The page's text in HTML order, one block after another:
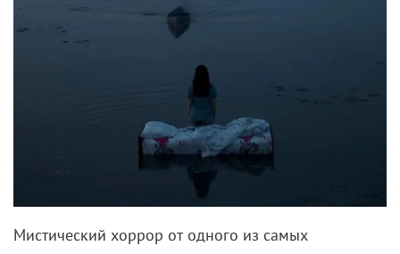
Мистический хоррор от одного из самых